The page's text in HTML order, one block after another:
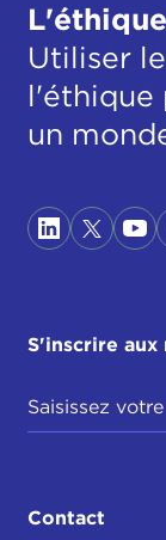
Utiliser
l'éthique
un
S'inscrire aux
Contact